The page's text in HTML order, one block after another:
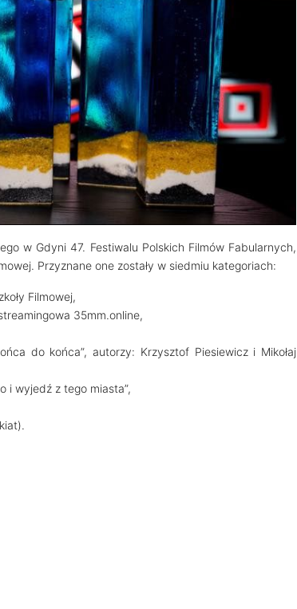
w Gdyni 47. Festiwalu Polskich Filmów Fabularnych,
Przyznane one zostały w siedmiu kategoriach:
Filmowej,
35mm.online,
do końca”, autorzy: Krzysztof Piesiewicz i Mikołaj
i wyjedź z tego miasta”,